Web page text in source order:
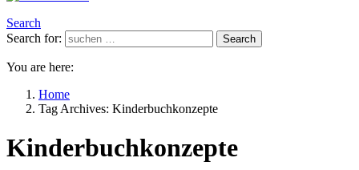
Search
Search for:
Search
You are here:
Home
Tag Archives: Kinderbuchkonzepte
Kinderbuchkonzepte